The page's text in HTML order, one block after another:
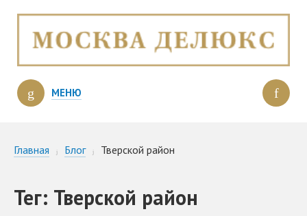
МЕНЮ
Главная Блог Тверской район
Тег: Тверской район